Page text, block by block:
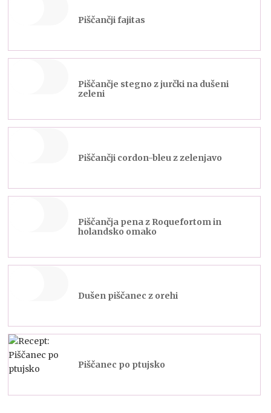
Piščančji fajitas
Piščančje stegno z jurčki na dušeni
zeleni
Piščančji cordon-bleu z zelenjavo
Piščančja pena z Roquefortom in
holandsko omako
Dušen piščanec z orehi
Piščanec po ptujsko